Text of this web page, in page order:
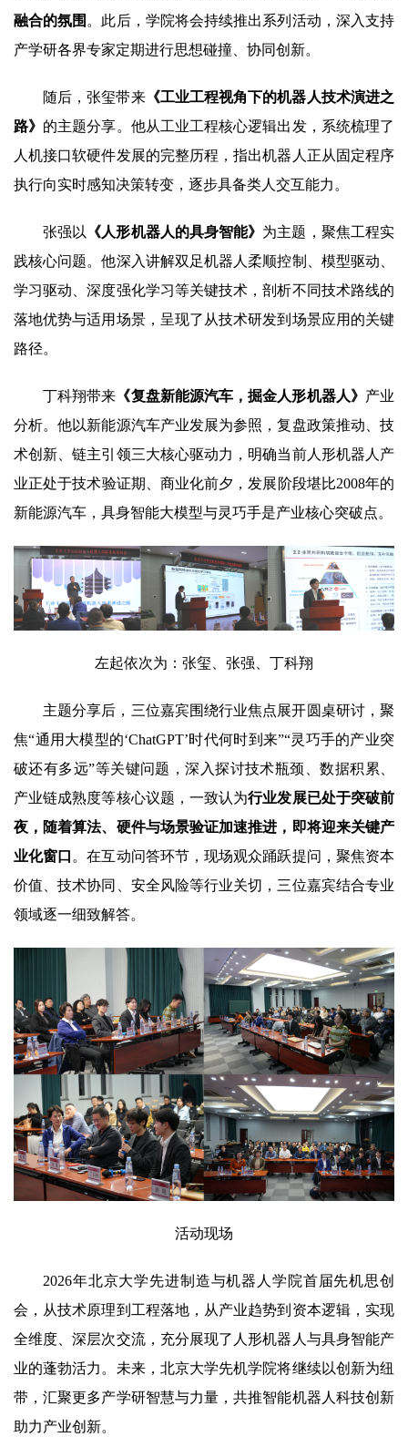
融合的氛围 。此后，学院将会持续推出系列活动，深入支持
产学研各界专家定期进行思想碰撞、协同创新。
随后，张玺带来《工业工程视角下的机器人技术演进之
路》 的主题分享。他从工业工程核心逻辑出发，系统梳理了
人机接口软硬件发展的完整历程，指出机器人正从固定程序
执行向实时感知决策转变，逐步具备类人交互能力。
张强以 《人形机器人的具身智能》 为主题，聚焦工程实
践核心问题。他深入讲解双足机器人柔顺控制、模型驱动、
学习驱动、深度强化学习等关键技术，剖析不同技术路线的
落地优势与适用场景，呈现了从技术研发到场景应用的关键
路径。
丁科翔带来 《复盘新能源汽车，掘金人形机器人》 产业
分析。他以新能源汽车产业发展为参照，复盘政策推动、技
术创新、链主引领三大核心驱动力，明确当前人形机器人产
业正处于技术验证期、商业化前夕，发展阶段堪比2008年的
新能源汽车，具身智能大模型与灵巧手是产业核心突破点。
左起依次为：张玺、张强、丁科翔
主题分享后，三位嘉宾围绕行业焦点展开圆桌研讨，聚
焦“通用大模型的‘ChatGPT’时代何时到来”“灵巧手的产业突
破还有多远”等关键问题，深入探讨技术瓶颈、数据积累、
产业链成熟度等核心议题，一致认为行业发展已处于突破前
夜，随着算法、硬件与场景验证加速推进，即将迎来关键产
业化窗口 。在互动问答环节，现场观众踊跃提问，聚焦资本
价值、技术协同、安全风险等行业关切，三位嘉宾结合专业
领域逐一细致解答。
活动现场
2026年北京大学先进制造与机器人学院首届先机思创
会，从技术原理到工程落地，从产业趋势到资本逻辑，实现
全维度、深层次交流，充分展现了人形机器人与具身智能产
业的蓬勃活力。未来，北京大学先机学院将继续以创新为纽
带，汇聚更多产学研智慧与力量，共推智能机器人科技创新
助力产业创新。